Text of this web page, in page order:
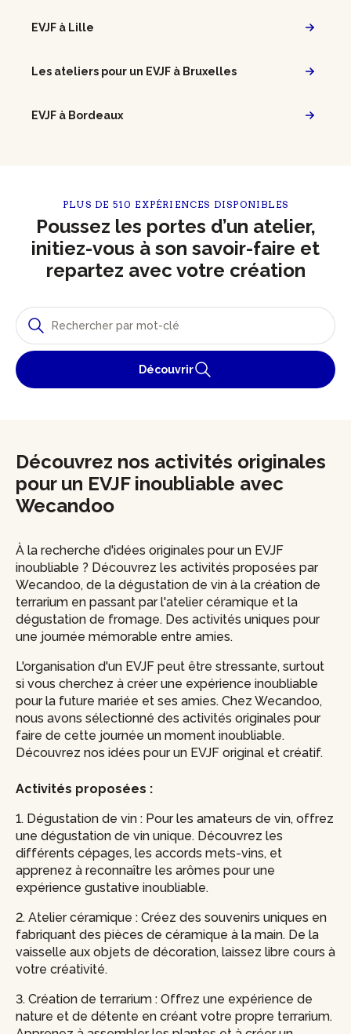
EVJF à Lille
Les ateliers pour un EVJF à Bruxelles
EVJF à Bordeaux
PLUS DE 510 EXPÉRIENCES DISPONIBLES
Poussez les portes d’un atelier,
initiez-vous à son savoir-faire et
repartez avec votre création
Découvrir
Découvrez nos activités originales
pour un EVJF inoubliable avec
Wecandoo
À la recherche d'idées originales pour un EVJF
inoubliable ? Découvrez les activités proposées par
Wecandoo, de la dégustation de vin à la création de
terrarium en passant par l'atelier céramique et la
dégustation de fromage. Des activités uniques pour
une journée mémorable entre amies.
L'organisation d'un EVJF peut être stressante, surtout
si vous cherchez à créer une expérience inoubliable
pour la future mariée et ses amies. Chez Wecandoo,
nous avons sélectionné des activités originales pour
faire de cette journée un moment inoubliable.
Découvrez nos idées pour un EVJF original et créatif.
Activités proposées :
1. Dégustation de vin : Pour les amateurs de vin, offrez
une dégustation de vin unique. Découvrez les
différents cépages, les accords mets-vins, et
apprenez à reconnaître les arômes pour une
expérience gustative inoubliable.
2. Atelier céramique : Créez des souvenirs uniques en
fabriquant des pièces de céramique à la main. De la
vaisselle aux objets de décoration, laissez libre cours à
votre créativité.
3. Création de terrarium : Offrez une expérience de
nature et de détente en créant votre propre terrarium.